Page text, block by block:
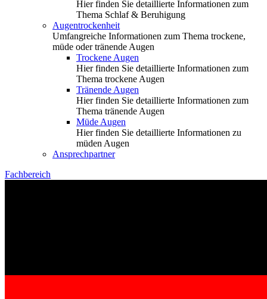
Hier finden Sie detaillierte Informationen zum
Thema Schlaf & Beruhigung
Augentrockenheit
Umfangreiche Informationen zum Thema trockene,
müde oder tränende Augen
Trockene Augen
Hier finden Sie detaillierte Informationen zum
Thema trockene Augen
Tränende Augen
Hier finden Sie detaillierte Informationen zum
Thema tränende Augen
Müde Augen
Hier finden Sie detaillierte Informationen zu
müden Augen
Ansprechpartner
Fachbereich